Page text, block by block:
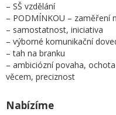
– SŠ vzdělání
– PODMÍNKOU – zaměření
– samostatnost, iniciativa
– výborné komunikační
– tah na branku
– ambiciózní povaha,
věcem, preciznost
Nabízíme